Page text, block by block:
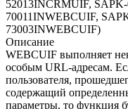
52013INCRMUIF,
70011INWEBCUIF,
73003INWEBCUIF)
Описание
WEBCUIF выполняет
особым URL-адресам.
пользователя,
содержащий
параметры, то функция